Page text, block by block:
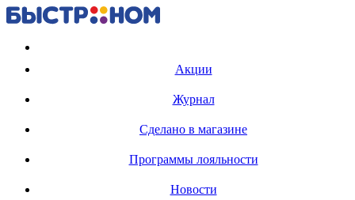
Акции
Журнал
Сделано в магазине
Программы лояльности
Новости